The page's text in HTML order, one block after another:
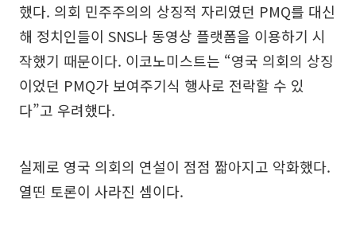
했다. 의회 민주주의의 상징적 자리였던 PMQ를 대신
해 정치인들이 SNS나 동영상 플랫폼을 이용하기 시
작했기 때문이다. 이코노미스트는 “영국 의회의 상징
이었던 PMQ가 보여주기식 행사로 전락할 수 있
다”고 우려했다.
실제로 영국 의회의 연설이 점점 짧아지고 악화했다.
열띤 토론이 사라진 셈이다.